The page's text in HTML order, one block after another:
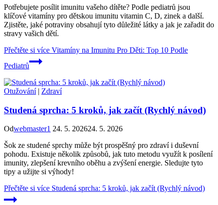
Potřebujete posílit imunitu vašeho dítěte? Podle pediatrů jsou
klíčové vitamíny pro dětskou imunitu vitamin C, D, zinek a další.
Zjistěte, jaké potraviny obsahují tyto důležité látky a jak je zařadit do
stravy vašich dětí.
Přečtěte si více Vitamíny na Imunitu Pro Děti: Top 10 Podle
Pediatrů
Otužování| Zdraví
Studená sprcha: 5 kroků, jak začít (Rychlý návod)
Odwebmaster1 24. 5. 202624. 5. 2026
Šok ze studené sprchy může být prospěšný pro zdraví i duševní
pohodu. Existuje několik způsobů, jak tuto metodu využít k posílení
imunity, zlepšení krevního oběhu a zvýšení energie. Sledujte tyto
tipy a užijte si výhody!
Přečtěte si více Studená sprcha: 5 kroků, jak začít (Rychlý návod)